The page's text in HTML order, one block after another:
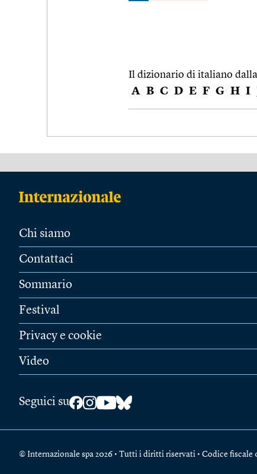
Il dizionario di italiano
A B C D E F G H I
Chi siamo
Contattaci
Sommario
Festival
Privacy e cookie
Video
Seguici su
© Internazionale spa 2026 • Tutti i diritti riservati • Codice fiscale